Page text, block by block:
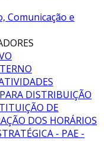
Comunicação e
DISTRIBUIÇÃO
DE
DOS HORÁRIOS
- PAE -